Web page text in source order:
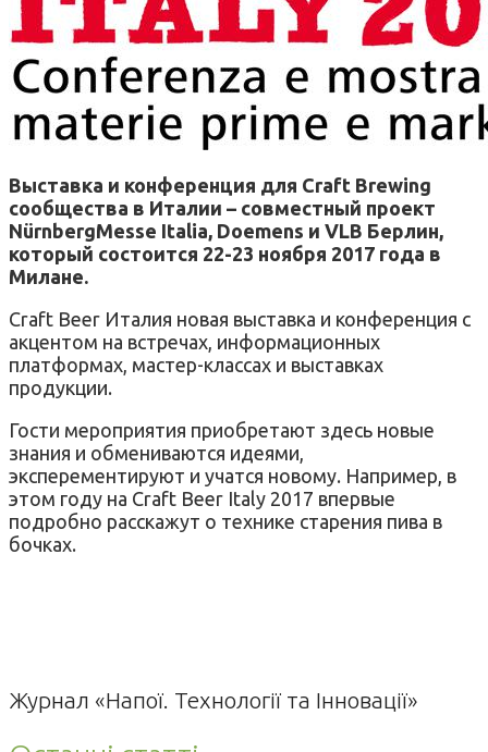
Выставка и конференция для Craft Brewing
сообщества в Италии – совместный проект
NürnbergMesse Italia, Doemens и VLB Берлин,
который состоится 22-23 ноября 2017 года в
Милане.
Craft Beer Италия новая выставка и конференция с
акцентом на встречах, информационных
платформах, мастер-классах и выставках
продукции.
Гости мероприятия приобретают здесь новые
знания и обмениваются идеями,
эксперементируют и учатся новому. Например, в
этом году на Craft Beer Italy 2017 впервые
подробно расскажут о технике старения пива в
бочках.
Журнал «Напої. Технології та Інновації»